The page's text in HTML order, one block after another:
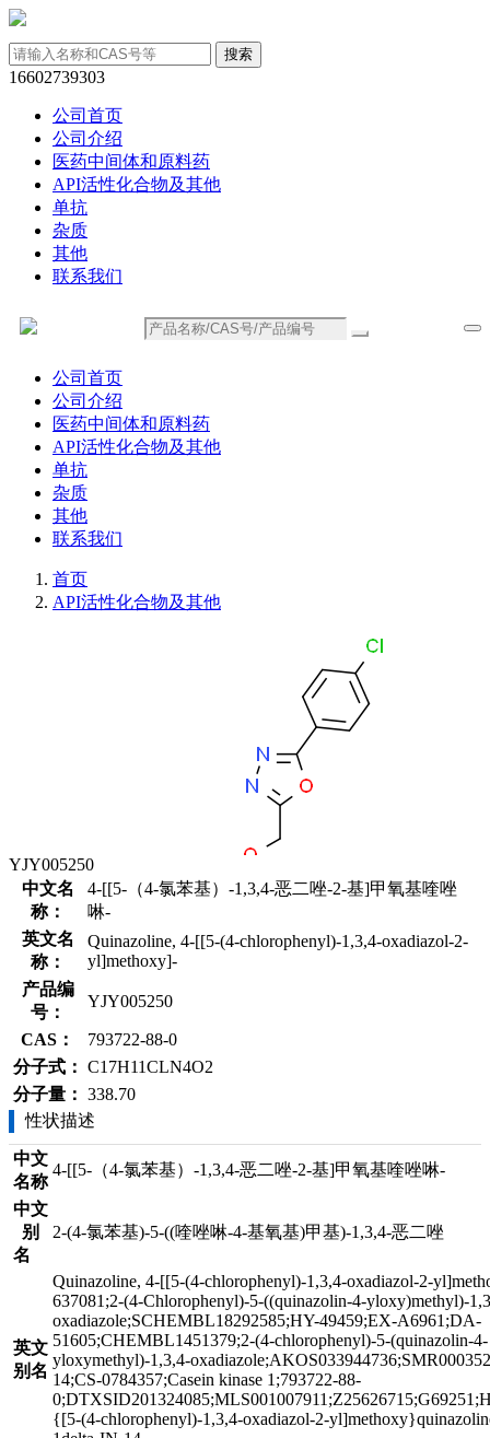
16602739303
公司首页
公司介绍
医药中间体和原料药
API活性化合物及其他
单抗
杂质
其他
联系我们
公司首页
公司介绍
医药中间体和原料药
API活性化合物及其他
单抗
杂质
其他
联系我们
首页
API活性化合物及其他
YJY005250
中文名
称：
4-[[5-（4-氯苯基）-1,3,4-恶二唑-2-基]甲氧基喹唑
啉-
英文名
称：
Quinazoline, 4-[[5-(4-chlorophenyl)-1,3,4-oxadiazol-2-
yl]methoxy]-
产品编
号：
YJY005250
CAS：
793722-88-0
分子式： C17H11CLN4O2
分子量： 338.70
性状描述
中文
名称
4-[[5-（4-氯苯基）-1,3,4-恶二唑-2-基]甲氧基喹唑啉-
中文
别
名
2-(4-氯苯基)-5-((喹唑啉-4-基氧基)甲基)-1,3,4-恶二唑
英文
别名
Quinazoline, 4-[[5-(4-chlorophenyl)-1,3,4-oxadiazol-2-
637081;2-(4-Chlorophenyl)-5-((quinazolin-4-yloxy)methyl)-
oxadiazole;SCHEMBL18292585;HY-49459;EX-A6961;DA-
51605;CHEMBL1451379;2-(4-chlorophenyl)-5-(quinazolin-4-
yloxymethyl)-1,3,4-
14;CS-0784357;Casein kinase 1;793722-88-
{[5-(4-chlorophenyl)-1,3,4-oxadiazol-2-